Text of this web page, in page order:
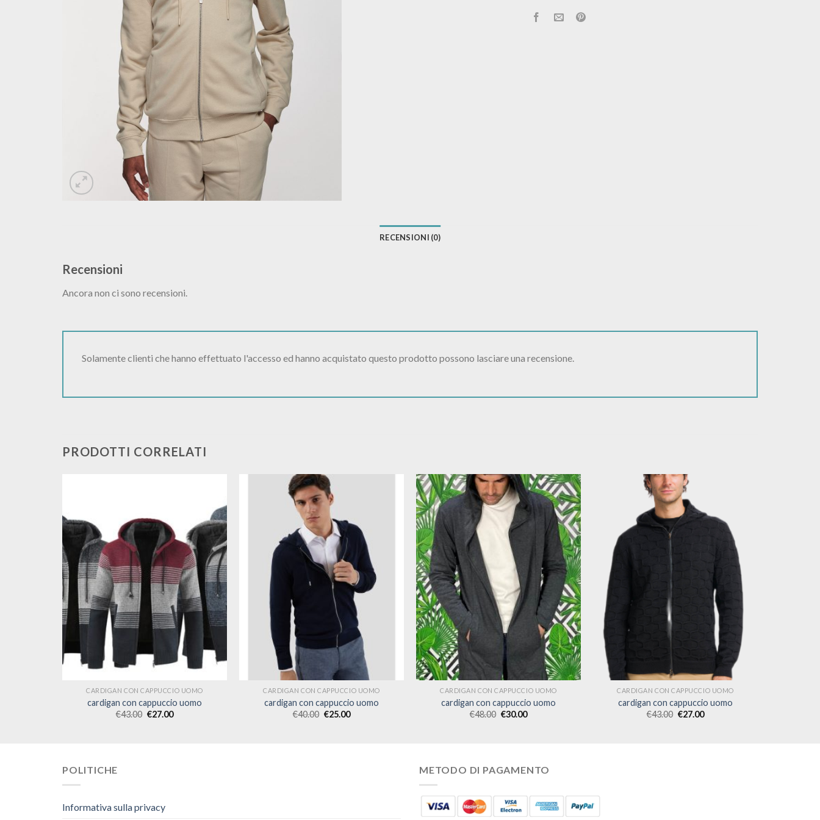
RECENSIONI (0)
Recensioni
Ancora non ci sono recensioni.
Solamente clienti che hanno effettuato l'accesso ed hanno acquistato questo prodotto possono lasciare una recensione.
PRODOTTI CORRELATI
CARDIGAN CON CAPPUCCIO UOMO
cardigan con cappuccio uomo
€43.00 €27.00
CARDIGAN CON CAPPUCCIO UOMO
cardigan con cappuccio uomo
€40.00 €25.00
CARDIGAN CON CAPPUCCIO UOMO
cardigan con cappuccio uomo
€48.00 €30.00
CARDIGAN CON CAPPUCCIO UOMO
cardigan con cappuccio uomo
€43.00 €27.00
POLITICHE
Informativa sulla privacy
METODO DI PAGAMENTO